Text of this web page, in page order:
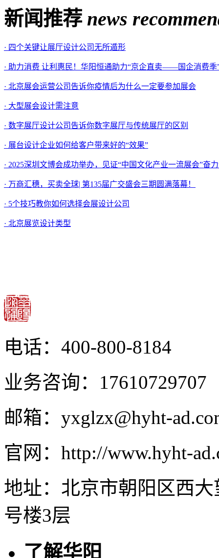
新闻推荐 news
· 四个关键让展厅设计公司无所遁形
· 助力消费 让利惠民！华阳恒通助力“京企直卖——国企消费季
· 北京展会运营公司告诉你疫情后为什么一定要参加展会
· 大型展会设计需注意
· 数字展厅设计公司告诉你数字展厅与传统展厅的区别
· 展台设计企业如何给客户带来好的“效果”
· 2025深圳文博会成功举办，见证“中国文化产业一流展会”奋
· 万商汇穗，买卖全球| 第135届广交盛会三期圆满落幕！
· 5个技巧教你如何选择会展设计公司
· 北京展览设计类型
电话：400-800-8184
业务咨询：17610729707
邮箱：yxglzx@hyht-
官网：http://www.hyht-
地址：北京市朝阳区西
号楼3层
了解华阳